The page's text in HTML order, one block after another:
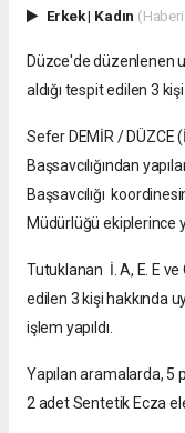
Erkek| Kadın
Düzce'de düzenlenen
aldığı tespit edilen 3
Sefer DEMİR / DÜZCE
Başsavcılığından
Başsavcılığı
Müdürlüğü ekiplerince
Tutuklanan İ. A, E. E
edilen 3 kişi hakkında
işlem yapıldı.
Yapılan aramalarda, 5
2 adet Sentetik Ecza